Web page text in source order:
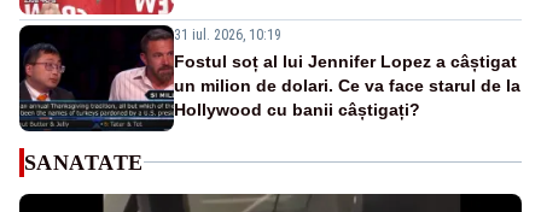
31 iul. 2026, 10:19
Fostul soț al lui Jennifer Lopez a câștigat
un milion de dolari. Ce va face starul de la
Hollywood cu banii câștigați?
SANATATE